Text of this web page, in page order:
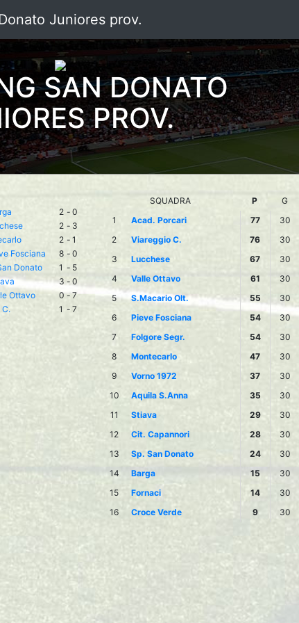
Juniores prov.
SAN DONATO
PROV.
2 - 0
2 - 3
2 - 1
Fosciana 8 - 0
Donato 1 - 5
3 - 0
Ottavo 0 -7
C. 1 - 7
SQUADRA P G
1
Acad. Porcari 77 30
2
Viareggio C. 76 30
3
Lucchese 67 30
4
Valle Ottavo 61 30
5
S.Macario Olt. 55 30
6
Pieve Fosciana 54 30
7
Folgore Segr. 54 30
8
Montecarlo 47 30
9
Vorno 1972 37 30
10
Aquila S.Anna 35 30
11
Stiava 29 30
12
Cit. Capannori 28 30
13
Sp. San Donato 24 30
14
Barga 15 30
15
Fornaci 14 30
16
Croce Verde 9 30